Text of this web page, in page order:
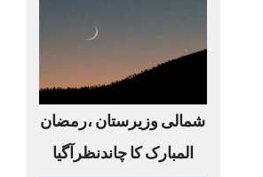
شمالی وزیرستان ،رمضان
المبارک کا چاندنظرآگیا